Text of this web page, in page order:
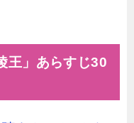
王」あらすじ30